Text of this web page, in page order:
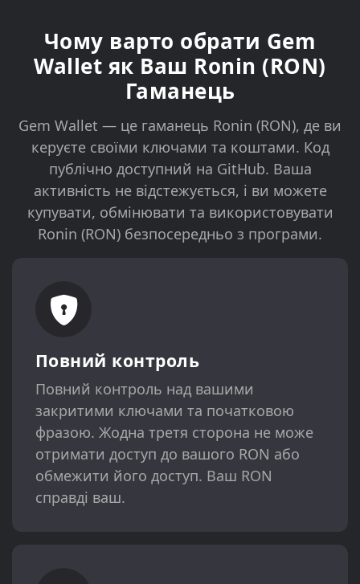
Чому варто обрати Gem
Wallet як Ваш Ronin (RON)
Гаманець
Gem Wallet — це гаманець Ronin (RON), де ви
керуєте своїми ключами та коштами. Код
публічно доступний на GitHub. Ваша
активність не відстежується, і ви можете
купувати, обмінювати та використовувати
Ronin (RON) безпосередньо з програми.
Повний контроль
Повний контроль над вашими
закритими ключами та початковою
фразою. Жодна третя сторона не може
отримати доступ до вашого RON або
обмежити його доступ. Ваш RON
справді ваш.